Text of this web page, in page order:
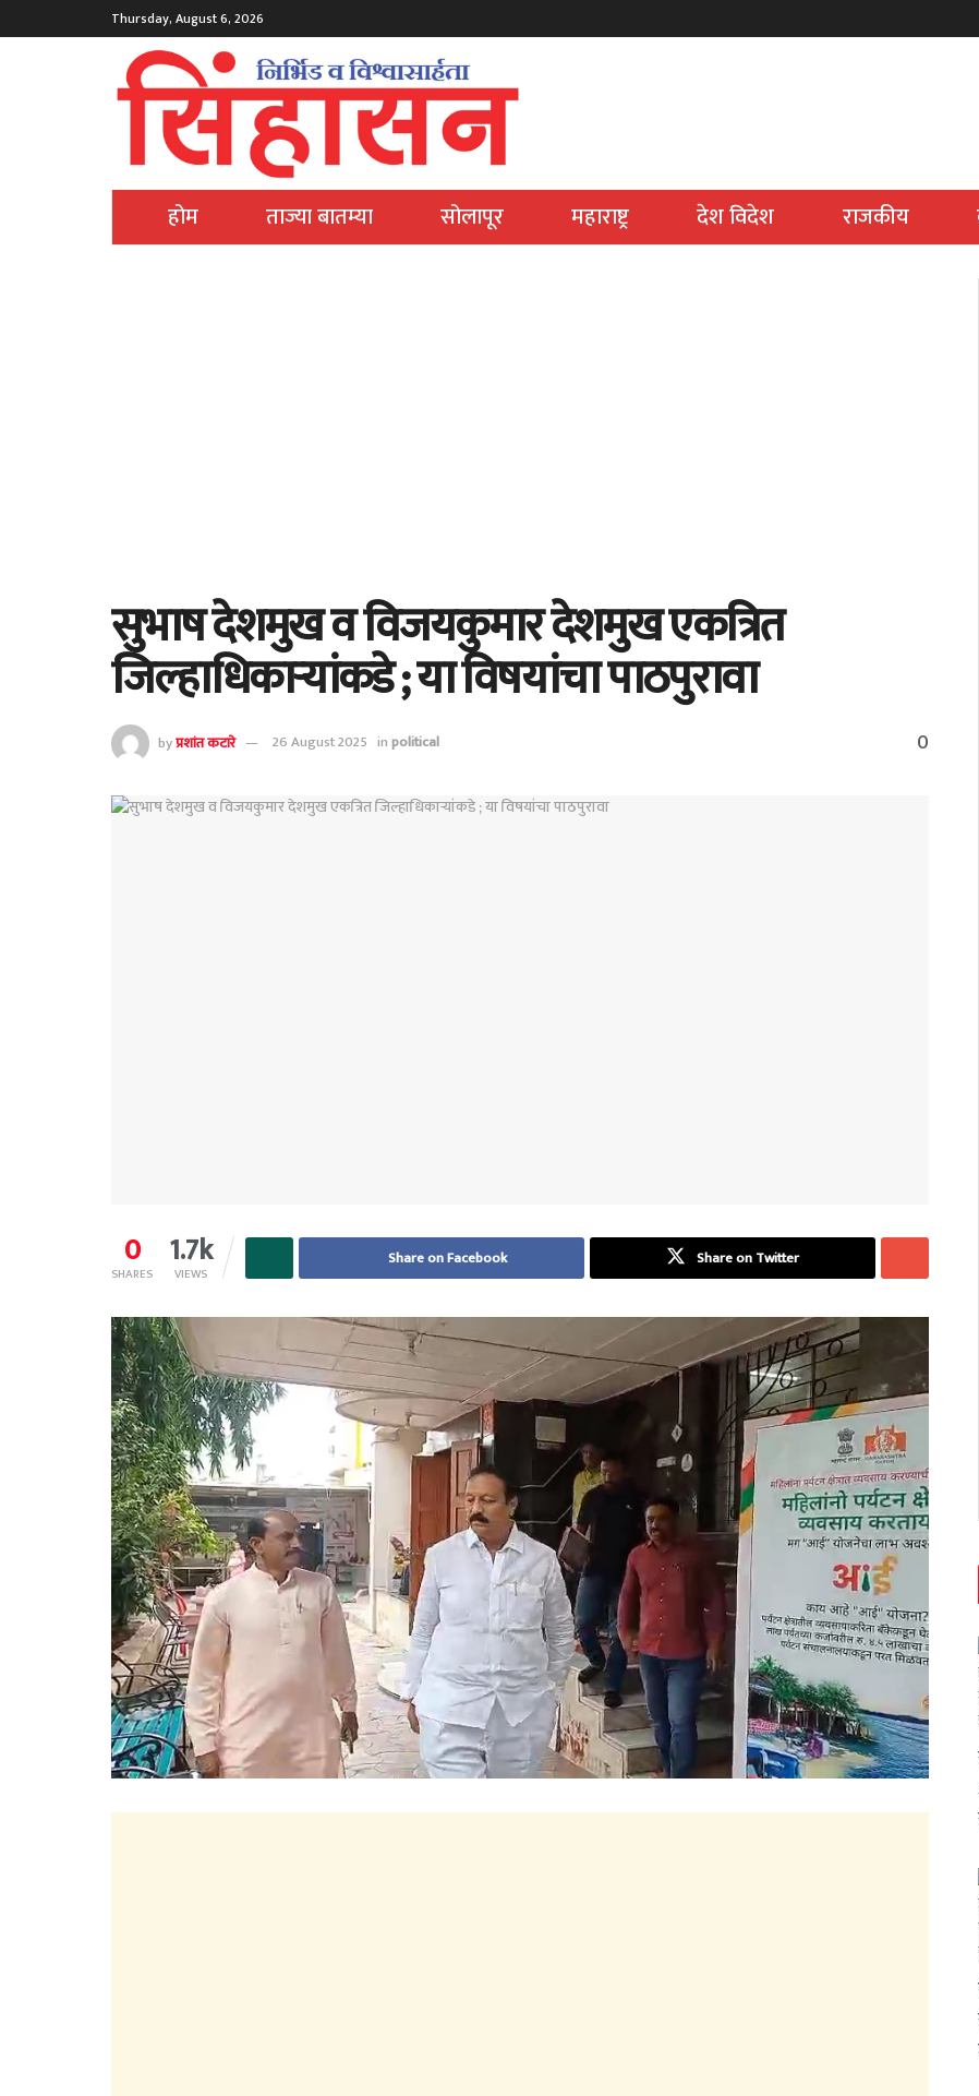
Thursday, August 6, 2026
होम ताज्या बातम्या सोलापूर महाराष्ट्र देश विदेश राजकीय
सुभाष देशमुख व विजयकुमार देशमुख एकत्रित
जिल्हाधिकाऱ्यांकडे ; या विषयांचा पाठपुरावा
byप्रशांत कटारे 26 August 2025 inpolitical 0
0
SHARES 1.7k
VIEWS
Share on Facebook Share on Twitter